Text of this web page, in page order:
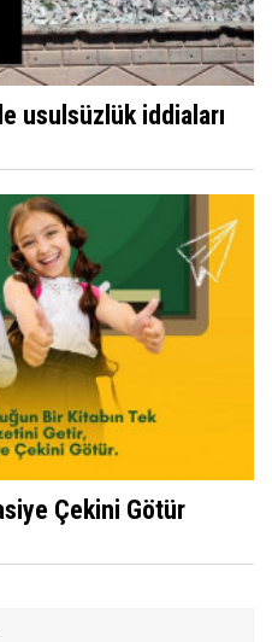
usulsüzlük iddiaları
Çekini Götür